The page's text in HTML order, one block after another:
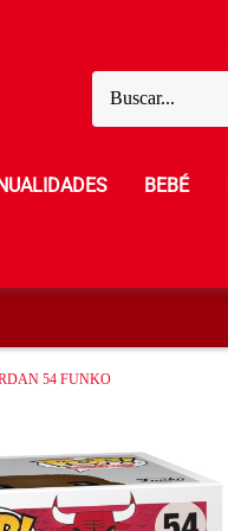
BEBÉ
54 FUNKO